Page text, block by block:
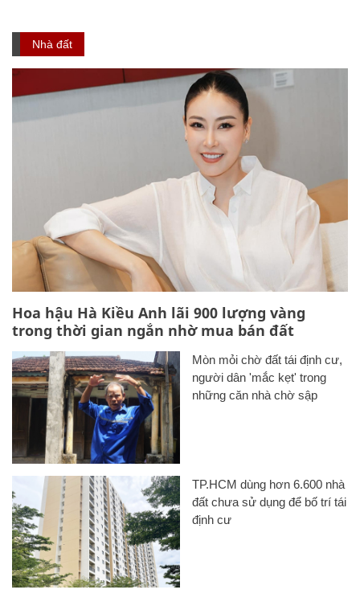
Nhà đất
Hoa hậu Hà Kiều Anh lãi 900 lượng vàng
trong thời gian ngắn nhờ mua bán đất
Mòn mỏi chờ đất tái định cư,
người dân 'mắc kẹt' trong
những căn nhà chờ sập
TP.HCM dùng hơn 6.600 nhà
đất chưa sử dụng để bố trí tái
định cư